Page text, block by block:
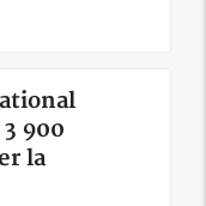
900
la